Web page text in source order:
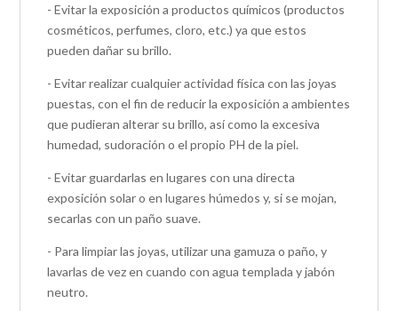
- Evitar la exposición a productos químicos (productos
cosméticos, perfumes, cloro, etc.) ya que estos
pueden dañar su brillo.
- Evitar realizar cualquier actividad física con las joyas
puestas, con el fin de reducir la exposición a ambientes
que pudieran alterar su brillo, así como la excesiva
humedad, sudoración o el propio PH de la piel.
- Evitar guardarlas en lugares con una directa
exposición solar o en lugares húmedos y, si se mojan,
secarlas con un paño suave.
- Para limpiar las joyas, utilizar una gamuza o paño, y
lavarlas de vez en cuando con agua templada y jabón
neutro.